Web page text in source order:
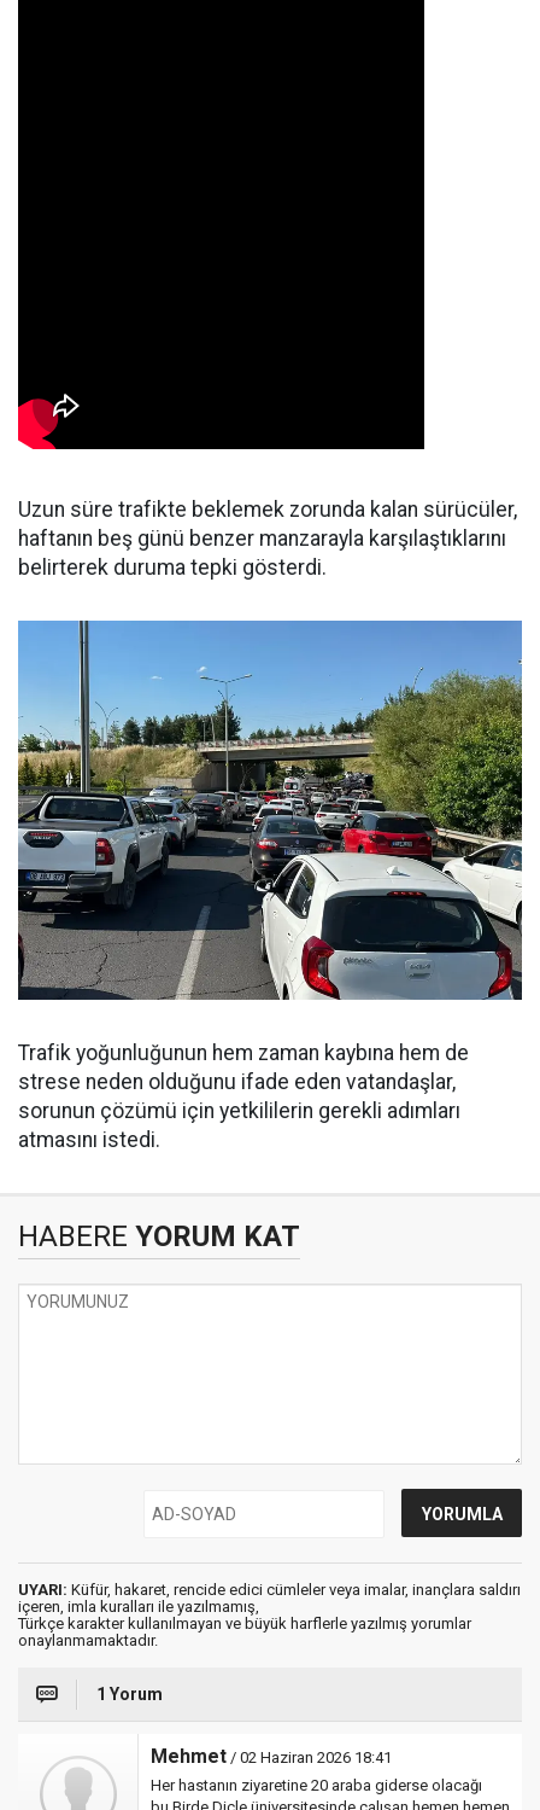
Uzun süre trafikte beklemek zorunda kalan sürücüler,
haftanın beş günü benzer manzarayla karşılaştıklarını
belirterek duruma tepki gösterdi.
Trafik yoğunluğunun hem zaman kaybına hem de
strese neden olduğunu ifade eden vatandaşlar,
sorunun çözümü için yetkililerin gerekli adımları
atmasını istedi.
HABERE YORUM KAT
UYARI: Küfür, hakaret, rencide edici cümleler veya imalar, inançlara saldırı
içeren, imla kuralları ile yazılmamış,
Türkçe karakter kullanılmayan ve büyük harflerle yazılmış yorumlar
onaylanmamaktadır.
1 Yorum
Mehmet / 02 Haziran 2026 18:41
Her hastanın ziyaretine 20 araba giderse olacağı
bu.Birde Dicle üniversitesinde çalışan hemen hemen